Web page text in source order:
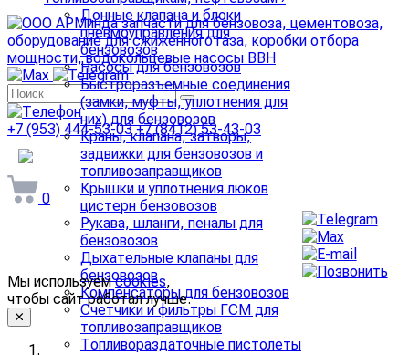
+7 (953) 444-53-03 +7 (8412) 53-43-03
arminda58@mail.ru
0
Донные клапана и блоки
пневмоуправления для
бензовозов
Насосы для бензовозов
Быстроразъемные соединения
(замки, муфты, уплотнения для
них) для бензовозов
Краны, клапана, затворы,
задвижки для бензовозов и
топливозаправщиков
Крышки и уплотнения люков
цистерн бензовозов
Рукава, шланги, пеналы для
бензовозов
Дыхательные клапаны для
бензовозов
Компенсаторы для бензовозов
Счетчики и фильтры ГСМ для
топливозаправщиков
Топливораздаточные пистолеты
Мы используемcookies,
чтобы сайт работал лучше.